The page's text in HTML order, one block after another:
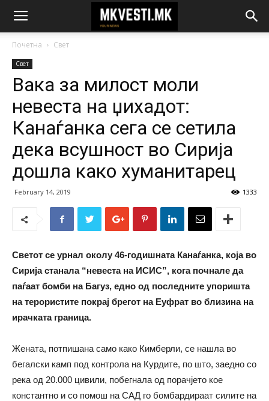
Почетна Свет
Свет
Вака за милост моли
невеста на џихадот:
Канаѓанка сега се сетила
дека всушност во Сирија
дошла како хуманитарец
February 14, 2019 1333
Светот се урнал околу 46-годишната Канаѓанка, која во
Сирија станала “невеста на ИСИС”, кога почнале да
паѓаат бомби на Багуз, едно од последните упоришта
на терористите покрај брегот на Еуфрат во близина на
ирачката граница.
Жената, потпишана само како Кимберли, се нашла во
бегалски камп под контрола на Курдите, по што, заедно со
река од 20.000 цивили, побегнала од порачјето кое
константно и со помош на САД го бомбардираат силите на